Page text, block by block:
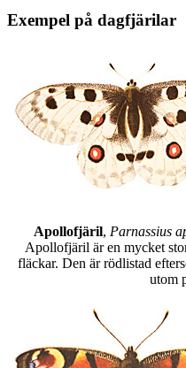
Exempel på dagfjärilar
Apollofjäril, Parnassius
Apollofjäril är en mycket
fläckar. Den är rödlistad
utom